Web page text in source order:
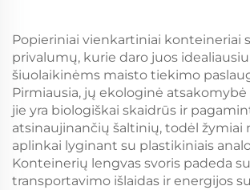
Popieriniai vienkartiniai konteineriai
privalumų, kurie daro juos
šiuolaikinėms maisto tiekimo
Pirmiausia, jų ekologinė atsakomybė
jie yra biologiškai skaidrūs ir
atsinaujinančių šaltinių, todėl žymiai
aplinkai lyginant su plastikiniais
Konteinerių lengvas svoris padeda
transportavimo išlaidas ir energijos